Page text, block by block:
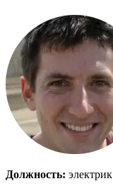
Должность: электрик